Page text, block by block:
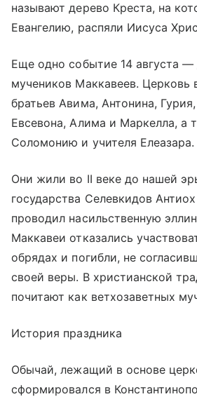
называют дерево Креста, на
Евангелию, распяли Иисуса
Еще одно событие 14 августа —
мучеников Маккавеев. Церковь
братьев Авима, Антонина,
Евсевона, Алима и Маркелла, а
Соломонию и учителя Елеазара.
Они жили во II веке до нашей
государства Селевкидов
проводил насильственную
Маккавеи отказались
обрядах и погибли, не
своей веры. В христианской
почитают как ветхозаветных
История праздника
Обычай, лежащий в основе
сформировался в